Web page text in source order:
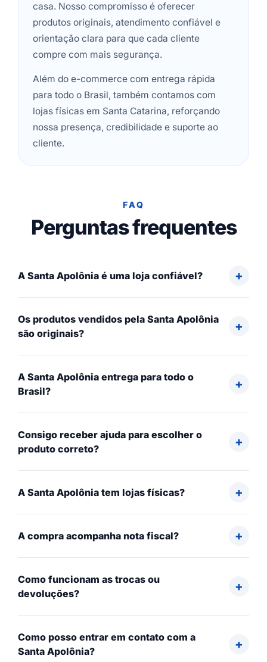
casa. Nosso compromisso é oferecer
produtos originais, atendimento confiável e
orientação clara para que cada cliente
compre com mais segurança.
Além do e-commerce com entrega rápida
para todo o Brasil, também contamos com
lojas físicas em Santa Catarina, reforçando
nossa presença, credibilidade e suporte ao
cliente.
FAQ
Perguntas frequentes
A Santa Apolônia é uma loja confiável?
Os produtos vendidos pela Santa Apolônia
são originais?
A Santa Apolônia entrega para todo o
Brasil?
Consigo receber ajuda para escolher o
produto correto?
A Santa Apolônia tem lojas físicas?
A compra acompanha nota fiscal?
Como funcionam as trocas ou
devoluções?
Como posso entrar em contato com a
Santa Apolônia?